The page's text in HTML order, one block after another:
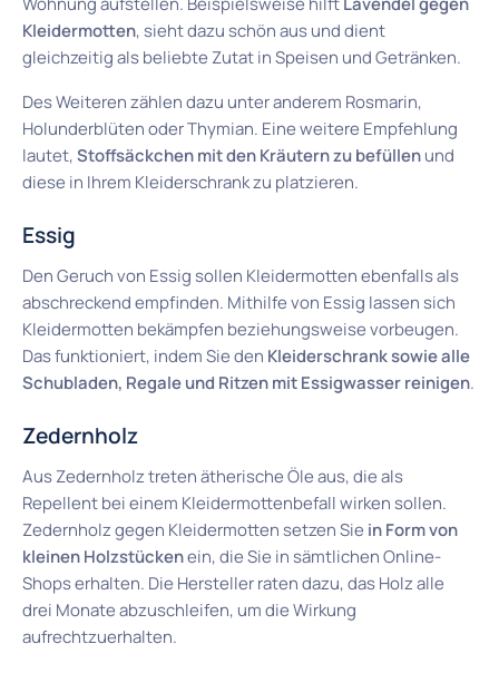
Kleidermotten, sieht dazu schön aus und dient
gleichzeitig als beliebte Zutat in Speisen und Getränken.
Des Weiteren zählen dazu unter anderem Rosmarin,
Holunderblüten oder Thymian. Eine weitere Empfehlung
lautet,Stoffsäckchen mit den Kräutern zu befüllenund
diese in Ihrem Kleiderschrank zu platzieren.
Essig
Den Geruch von Essig sollen Kleidermotten ebenfalls als
abschreckend empfinden. Mithilfe von Essig lassen sich
Kleidermotten bekämpfen beziehungsweise vorbeugen.
Das funktioniert, indem Sie den Kleiderschrank sowie alle
Schubladen, Regale und Ritzen mit Essigwasser reinigen.
Zedernholz
Aus Zedernholz treten ätherische Öle aus, die als
Repellent bei einem Kleidermottenbefall wirken sollen.
Zedernholz gegen Kleidermotten setzen Sie in Form von
kleinen Holzstückenein, die Sie in sämtlichen Online-
Shops erhalten. Die Hersteller raten dazu, das Holz alle
drei Monate abzuschleifen, um die Wirkung
aufrechtzuerhalten.